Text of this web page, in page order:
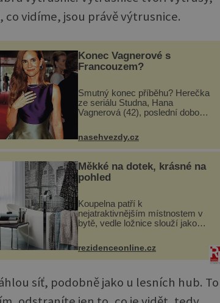
co vidíme, jsou právě výtrusnice.
Konec Vagnerové s
Francouzem?
Smutný konec příběhu? Herečka
ze seriálu Studna, Hana
Vagnerová (42), poslední dobou
časy její anorexie jsou už dávno
pryč a opět se pyšnila ženskými
křivkami, najednou s...
nasehvezdy.cz
Měkké na dotek, krásné na
pohled
Koupelna patří k
nejatraktivnějším místnostem v
bytě, vedle ložnice slouží jako
Koupelnový textil – ručníky,
osušky a koberečky – mohou
jako mávnutím kouzelného
rezidenceonline.cz
síť, podobně jako u lesních hub. To